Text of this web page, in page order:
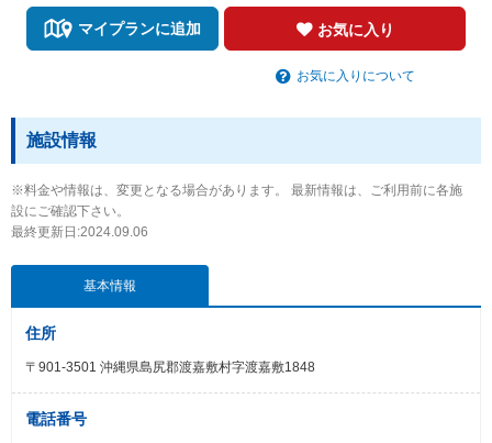
マイプランに追加 お気に入り
お気に入りについて
施設情報
※料金や情報は、変更となる場合があります。 最新情報は、ご利用前に各施
設にご確認下さい。
最終更新日:2024.09.06
基本情報
住所
〒901-3501 沖縄県島尻郡渡嘉敷村字渡嘉敷1848
電話番号